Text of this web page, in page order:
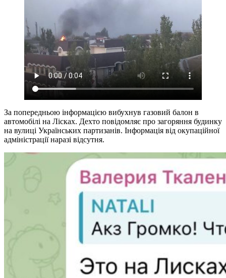
За попередньою інформацією вибухнув газовий балон в
автомобілі на Лісках. Дехто повідомляє про загоряння будинку
на вулиці Українських партизанів. Інформація від окупаційної
адміністрації наразі відсутня.